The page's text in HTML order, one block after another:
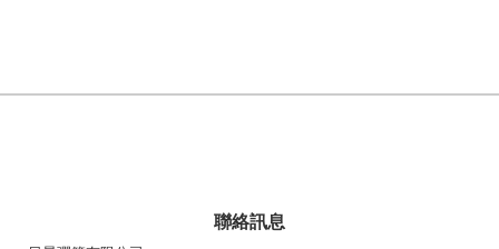
聯絡訊息